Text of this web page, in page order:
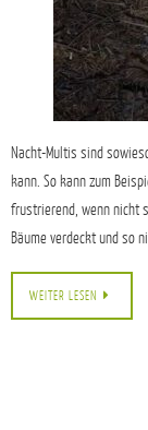
Nacht-Multis sind
kann. So kann zum
frustrierend, wenn nicht
Bäume verdeckt und so
WEITER LESEN